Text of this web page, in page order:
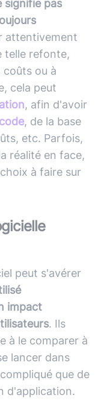
signifie pas
attentivement
telle refonte,
coûts ou à
cela peut
, afin d'avoir
, de la base
etc. Parfois,
réalité en face,
à faire sur
peut s'avérer
impact
. Ils
à le comparer à
lancer dans
que de
d'application.